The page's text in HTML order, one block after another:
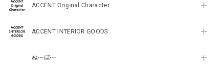
ACCENT Original Character
ACCENT INTERIOR GOODS
ぬ～ぼ～